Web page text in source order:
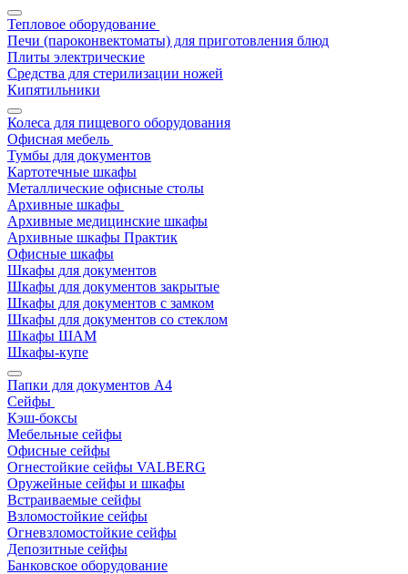
Тепловое оборудование
Печи (пароконвектоматы) для приготовления блюд
Плиты электрические
Средства для стерилизации ножей
Кипятильники
Колеса для пищевого оборудования
Офисная мебель
Тумбы для документов
Картотечные шкафы
Металлические офисные столы
Архивные шкафы
Архивные медицинские шкафы
Архивные шкафы Практик
Офисные шкафы
Шкафы для документов
Шкафы для документов закрытые
Шкафы для документов с замком
Шкафы для документов со стеклом
Шкафы ШАМ
Шкафы-купе
Папки для документов A4
Сейфы
Кэш-боксы
Мебельные сейфы
Офисные сейфы
Огнестойкие сейфы VALBERG
Оружейные сейфы и шкафы
Встраиваемые сейфы
Взломостойкие сейфы
Огневзломостойкие сейфы
Депозитные сейфы
Банковское оборудование